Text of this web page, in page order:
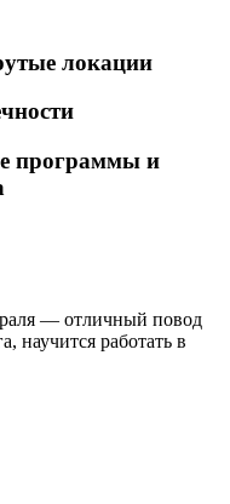
локации
программы и
— отличный повод
научится работать в